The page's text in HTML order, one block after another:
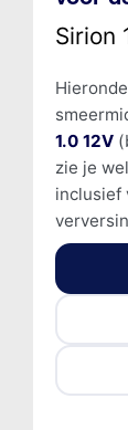
Sirion
1.0 12V
zie je
inclusief